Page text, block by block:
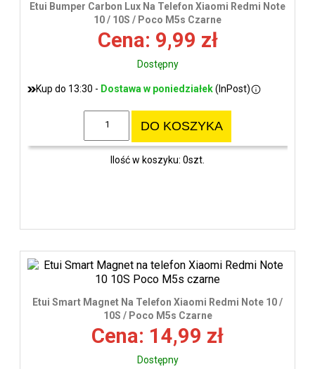
Etui Bumper Carbon Lux Na Telefon Xiaomi Redmi Note
10 / 10S / Poco M5s Czarne
Cena: 9,99 zł
Dostępny
Kup do 13:30 - Dostawa w poniedziałek(InPost)
DO KOSZYKA
Ilość w koszyku: 0szt.
Etui Smart Magnet Na Telefon Xiaomi Redmi Note 10 /
10S / Poco M5s Czarne
Cena: 14,99 zł
Dostępny